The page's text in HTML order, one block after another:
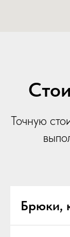
Точную
Брюки,